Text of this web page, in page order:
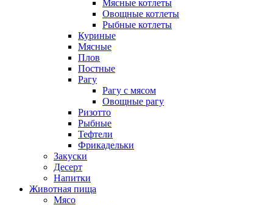
Мясные котлеты
Овощные котлеты
Рыбные котлеты
Куриные
Мясные
Плов
Постные
Рагу
Рагу с мясом
Овощные рагу
Ризотто
Рыбные
Тефтели
Фрикадельки
Закуски
Десерт
Напитки
Животная пища
Мясо